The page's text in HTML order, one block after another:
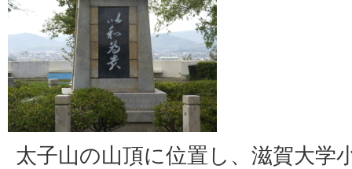
太子山の山頂に位置し、滋賀大学